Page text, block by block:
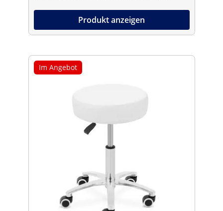
Produkt anzeigen
Im Angebot